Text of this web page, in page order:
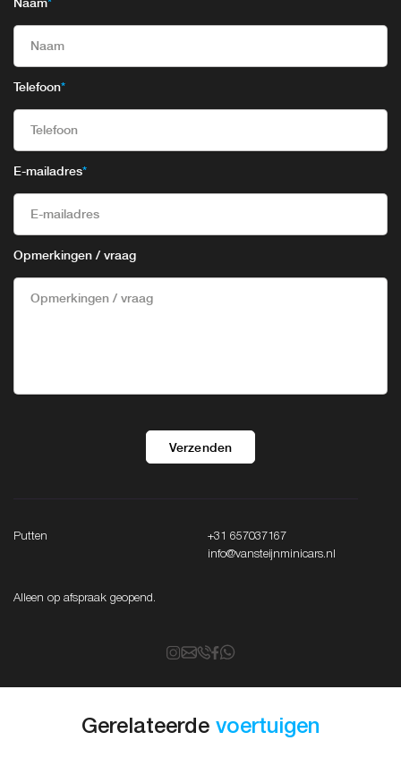
Naam*
Telefoon*
E-mailadres*
Opmerkingen / vraag
Verzenden
Putten
+31 657037167
info@vansteijnminicars.nl
Alleen op afspraak geopend.
Gerelateerde voertuigen